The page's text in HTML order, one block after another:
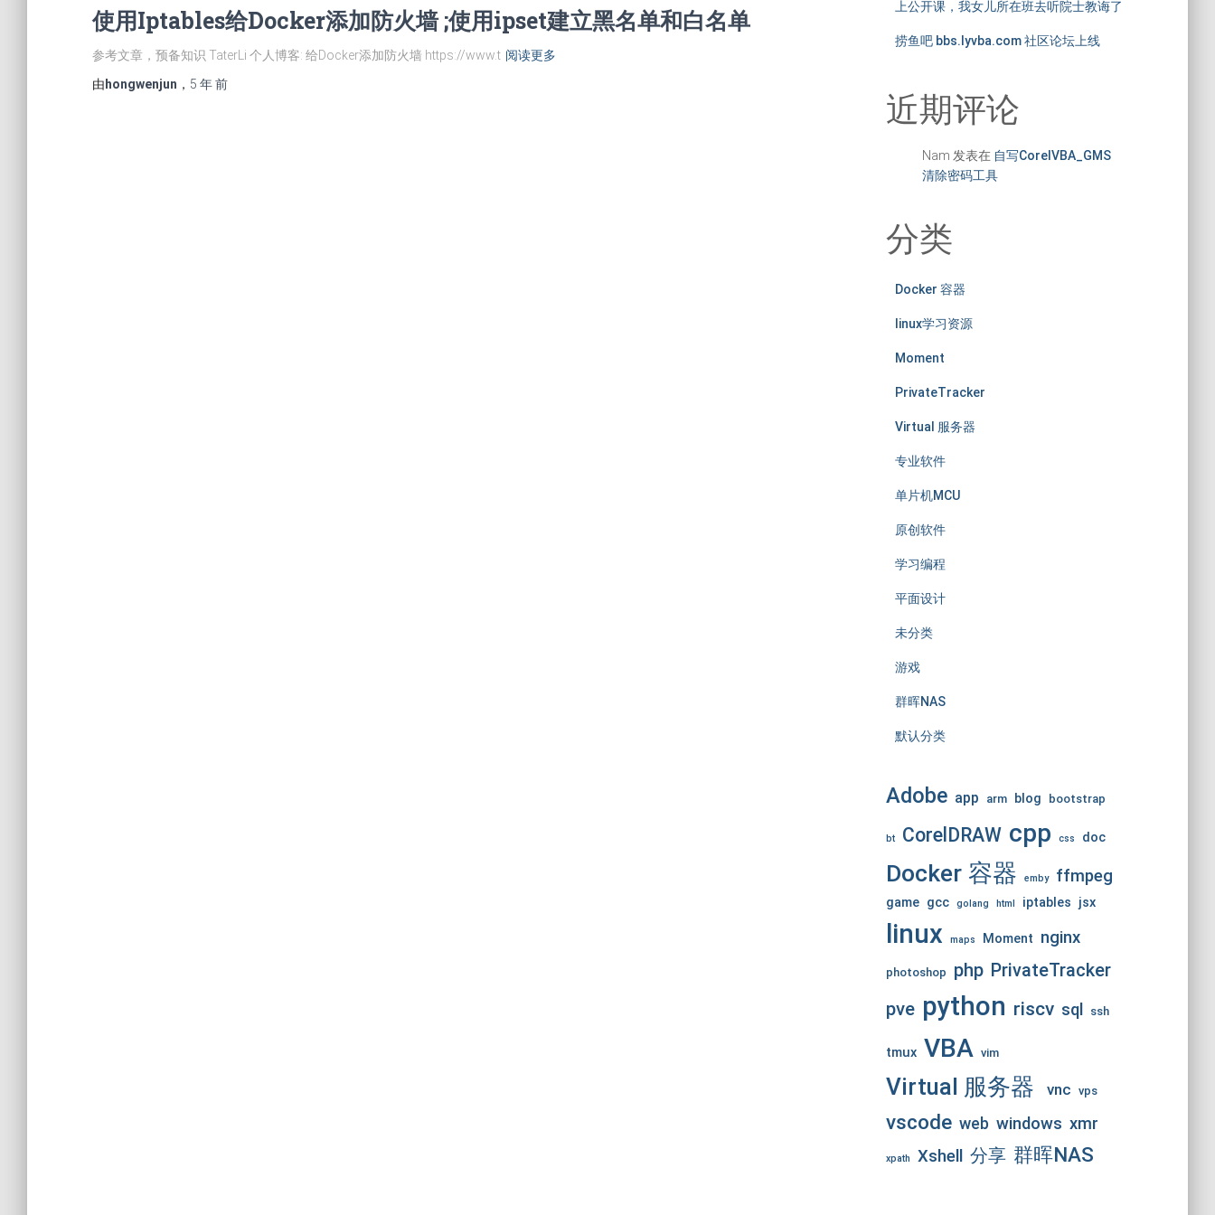
使用Iptables给Docker添加防火墙 ;使用ipset建立黑名单和白名单
参考文章，预备知识 TaterLi 个人博客: 给Docker添加防火墙 https://www.t 阅读更多
由 hongwenjun ， 5 年前
上公开课，我女儿所在班去听院士教诲了
捞鱼吧 bbs.lyvba.com 社区论坛上线
近期评论
Nam 发表在 自写CorelVBA_GMS
清除密码工具
分类
Docker 容器
linux学习资源
Moment
PrivateTracker
Virtual 服务器
专业软件
单片机MCU
原创软件
学习编程
平面设计
未分类
游戏
群晖NAS
默认分类
Adobe app arm blog bootstrap
bt CorelDRAW cpp css doc
Docker 容器 emby ffmpeg
game gcc golang html iptables jsx
linux maps Moment nginx
photoshop php PrivateTracker
pve python riscv sql ssh
tmux VBA vim
Virtual 服务器 vnc vps
vscode web windows xmr
xpath Xshell 分享 群晖NAS